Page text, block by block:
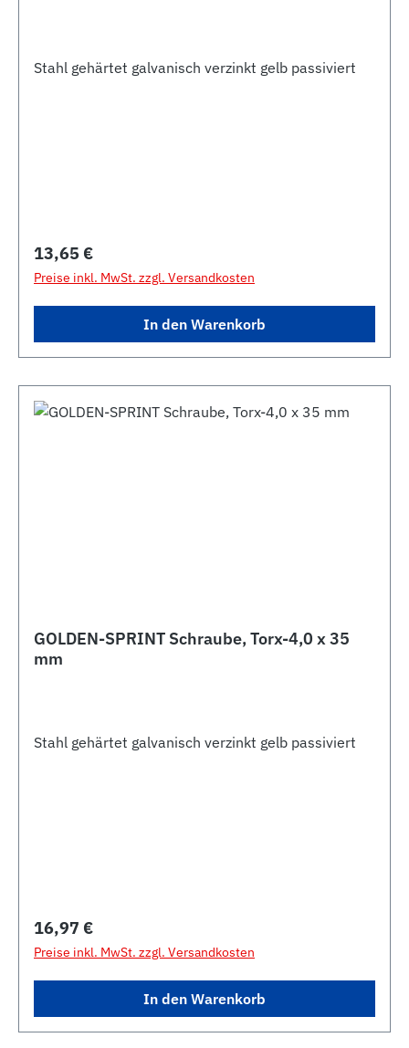
Stahl gehärtet galvanisch verzinkt gelb passiviert
Regulärer Preis:
13,65 €
Preise inkl. MwSt. zzgl. Versandkosten
In den Warenkorb
GOLDEN-SPRINT Schraube, Torx-4,0 x 35
mm
Stahl gehärtet galvanisch verzinkt gelb passiviert
Regulärer Preis:
16,97 €
Preise inkl. MwSt. zzgl. Versandkosten
In den Warenkorb